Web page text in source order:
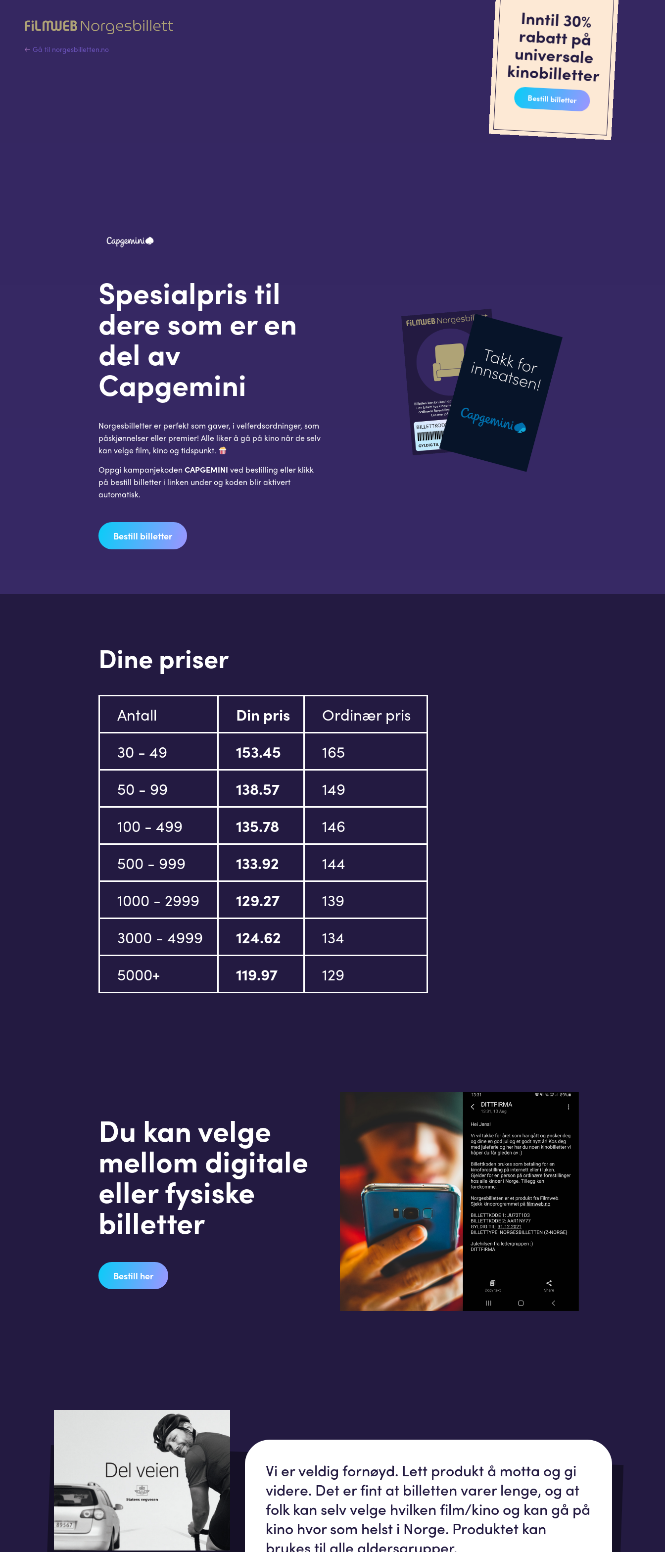
Gå til norgesbilletten.no
Inntil 30%
rabatt på
universale
kinobilletter
Bestill billetter
Spesialpris til
dere som er en
del av
Capgemini
Norgesbilletter er perfekt som gaver, i velferdsordninger, som
påskjønnelser eller premier! Alle liker å gå på kino når de selv
kan velge film, kino og tidspunkt.
Oppgi kampanjekoden CAPGEMINI ved bestilling eller klikk
på bestill billetter i linken under og koden blir aktivert
automatisk.
Bestill billetter
Dine priser
Antall Din pris
Ordinær pris
30 - 49
153.45
165
50 - 99
138.57
149
100 - 499
135.78
146
500 - 999
133.92
144
1000 - 2999
129.27
139
3000 - 4999
124.62
134
5000+
119.97 129
Du kan velge
mellom digitale
eller fysiske
billetter
Bestill her
Vi er veldig fornøyd. Lett produkt å motta og gi
videre. Det er fint at billetten varer lenge, og at
folk kan selv velge hvilken film/kino og kan gå på
kino hvor som helst i Norge. Produktet kan
brukes til alle aldersgrupper.